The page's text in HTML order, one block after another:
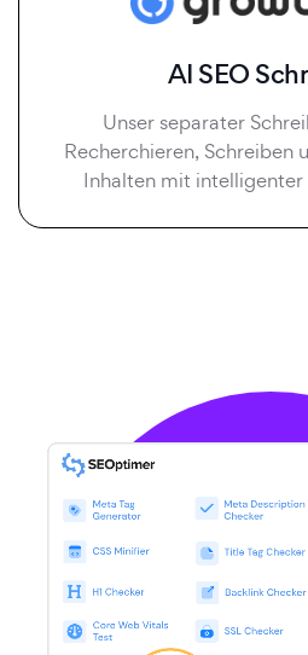
AI SEO
Unser separater
Recherchieren, Schreiben
Inhalten mit intelligenter